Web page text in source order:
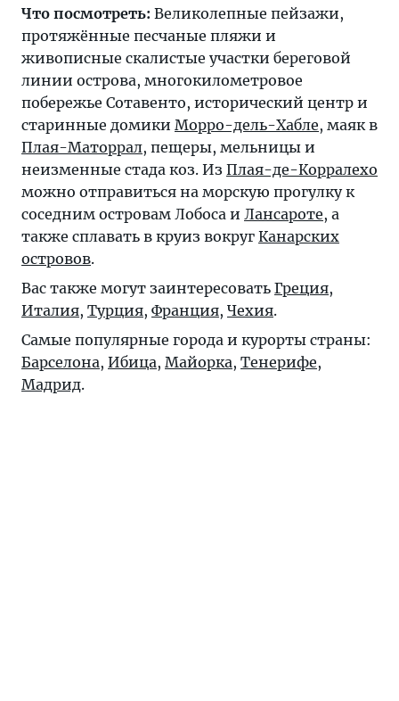
Что посмотреть: Великолепные пейзажи,
протяжённые песчаные пляжи и
живописные скалистые участки береговой
линии острова, многокилометровое
побережье Сотавенто, исторический центр и
старинные домики Морро-дель-Хабле, маяк в
Плая-Маторрал, пещеры, мельницы и
неизменные стада коз. Из Плая-де-Корралехо
можно отправиться на морскую прогулку к
соседним островам Лобоса и Лансароте, а
также сплавать в круиз вокруг Канарских
островов.
Вас также могут заинтересовать Греция,
Италия, Турция, Франция, Чехия.
Самые популярные города и курорты страны:
Барселона, Ибица, Майорка, Тенерифе,
Мадрид.